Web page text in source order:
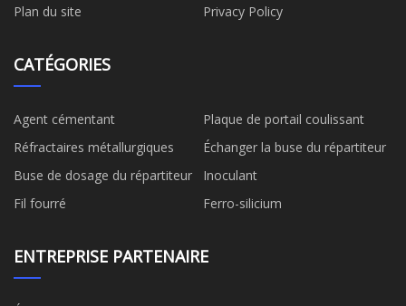
Plan du site
Privacy Policy
CATÉGORIES
Agent cémentant
Plaque de portail coulissant
Réfractaires métallurgiques
Échanger la buse du répartiteur
Buse de dosage du répartiteur
Inoculant
Fil fourré
Ferro-silicium
ENTREPRISE PARTENAIRE